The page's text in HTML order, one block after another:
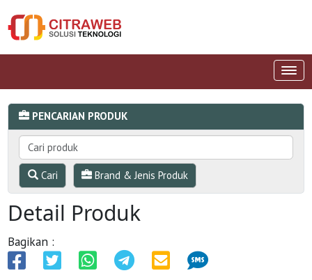
PENCARIAN PRODUK
Cari Brand & Jenis Produk
Detail Produk
Bagikan :